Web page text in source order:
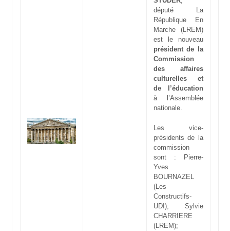
député La
République En
Marche (LREM)
est le nouveau
président de la
Commission
des affaires
culturelles et
de l’éducation
à l’Assemblée
nationale.
Les vice-
présidents de la
commission
sont : Pierre-
Yves
BOURNAZEL
(Les
Constructifs-
UDI); Sylvie
CHARRIERE
(LREM);